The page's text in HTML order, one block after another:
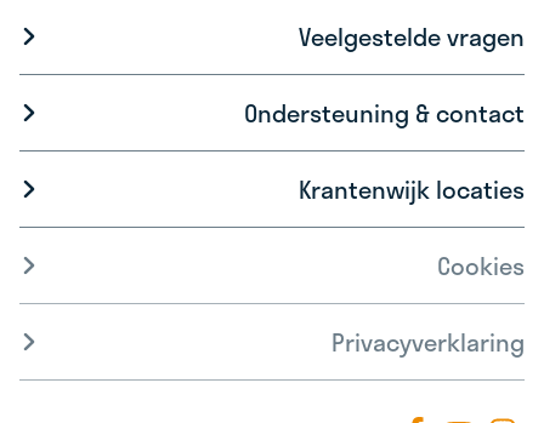
Veelgestelde vragen
Ondersteuning & contact
Krantenwijk locaties
Cookies
Privacyverklaring